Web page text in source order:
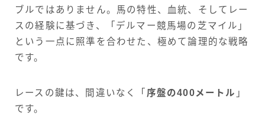
ブルではありません。馬の特性、血統、そしてレー
スの経験に基づき、「デルマー競馬場の芝マイル」
という一点に照準を合わせた、極めて論理的な戦略
です。
レースの鍵は、間違いなく「 序盤の400メートル 」
です。